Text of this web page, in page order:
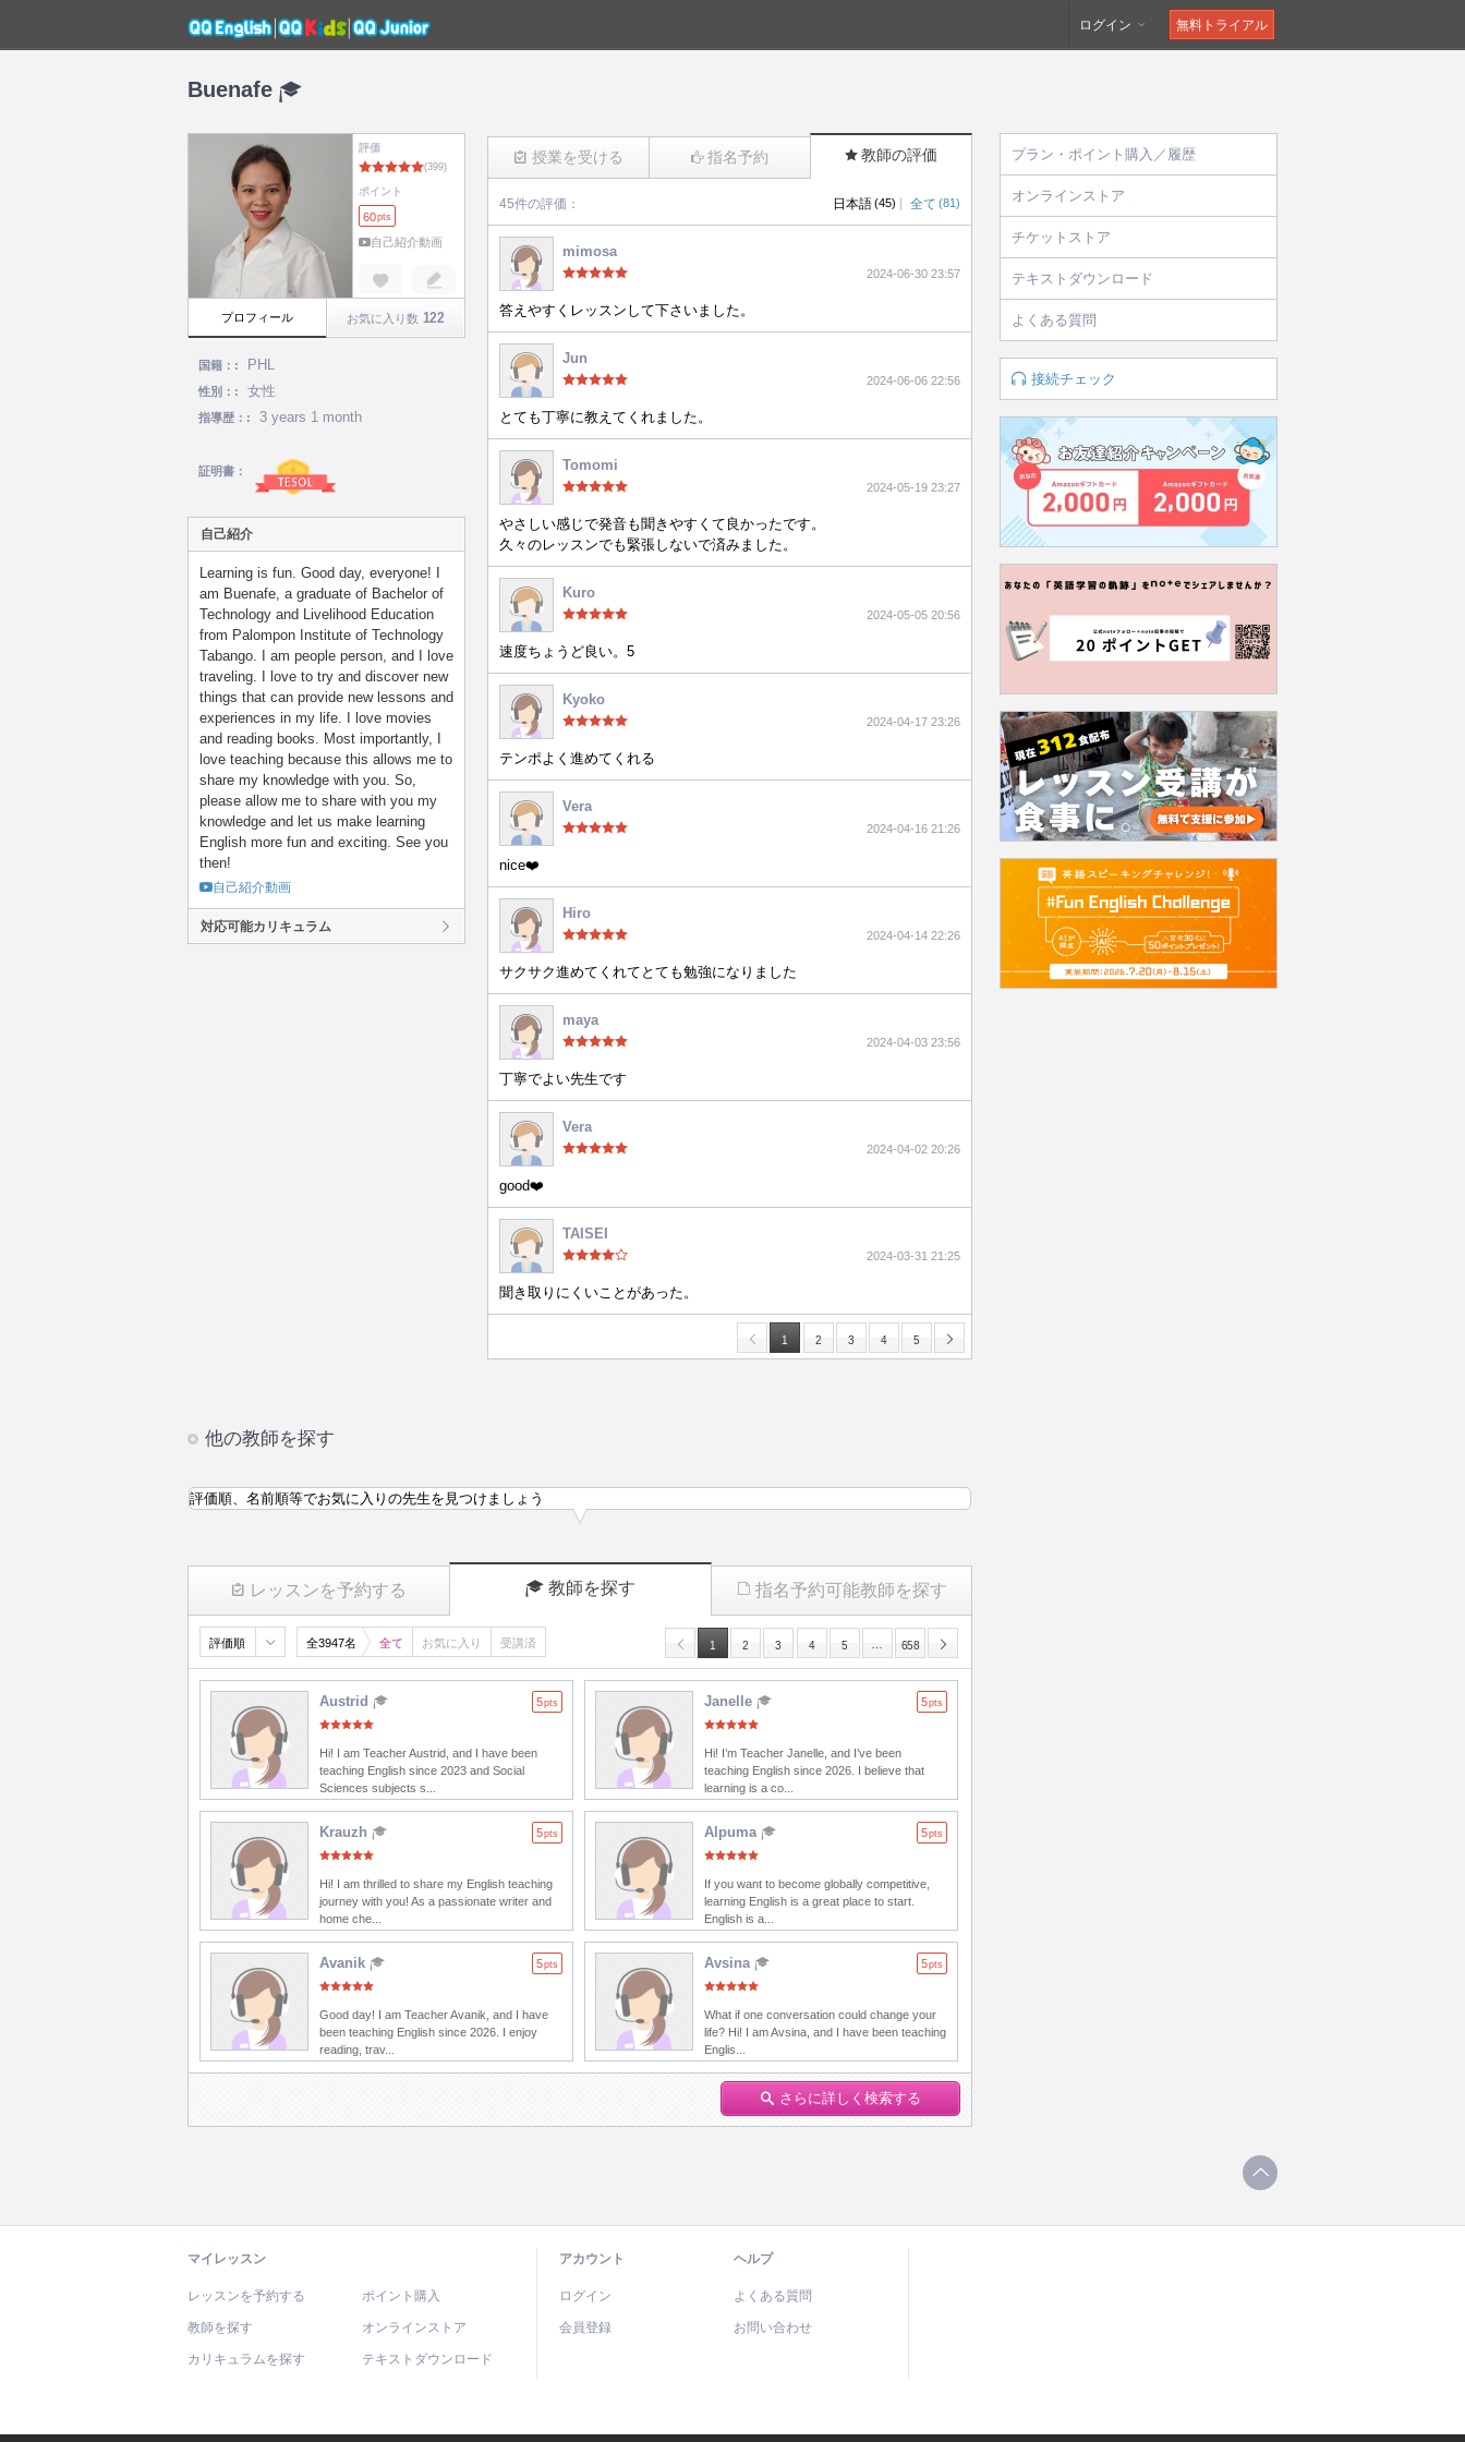
ログイン 無料トライアル
Buenafe
評価
(399)
ポイント
60pts
自己紹介動画
プロフィール お気に入り数 122
国籍：: PHL
性別：: 女性
指導歴：: 3 years 1 month
証明書：
自己紹介
Learning is fun. Good day, everyone! I
am Buenafe, a graduate of Bachelor of
Technology and Livelihood Education
from Palompon Institute of Technology
Tabango. I am people person, and I love
traveling. I love to try and discover new
things that can provide new lessons and
experiences in my life. I love movies
and reading books. Most importantly, I
love teaching because this allows me to
share my knowledge with you. So,
please allow me to share with you my
knowledge and let us make learning
English more fun and exciting. See you
then!
自己紹介動画
対応可能カリキュラム
授業を受ける 指名予約 教師の評価
45件の評価： 日本語(45) | 全て (81)
mimosa
2024-06-30 23:57
答えやすくレッスンして下さいました。
Jun
2024-06-06 22:56
とても丁寧に教えてくれました。
Tomomi
2024-05-19 23:27
やさしい感じで発音も聞きやすくて良かったです。
久々のレッスンでも緊張しないで済みました。
Kuro
2024-05-05 20:56
速度ちょうど良い。5
Kyoko
2024-04-17 23:26
テンポよく進めてくれる
Vera
2024-04-16 21:26
nice❤️
Hiro
2024-04-14 22:26
サクサク進めてくれてとても勉強になりました
maya
2024-04-03 23:56
丁寧でよい先生です
Vera
2024-04-02 20:26
good❤️
TAISEI
2024-03-31 21:25
聞き取りにくいことがあった。
1 2 3 4 5
他の教師を探す
レッスンを予約する 教師を探す 指名予約可能教師を探す
評価順、名前順等でお気に入りの先生を見つけましょう
評価順 全3947名 全て お気に入り 受講済 1 2 3 4 5 658
Austrid 5pts
Hi! I am Teacher Austrid, and I have been
teaching English since 2023 and Social
Sciences subjects s...
Janelle 5pts
Hi! I’m Teacher Janelle, and I’ve been
teaching English since 2026. I believe that
learning is a co...
Krauzh 5pts
Hi! I am thrilled to share my English teaching
journey with you! As a passionate writer and
home che...
Alpuma 5pts
If you want to become globally competitive,
learning English is a great place to start.
English is a...
Avanik 5pts
Good day! I am Teacher Avanik, and I have
been teaching English since 2026. I enjoy
reading, trav...
Avsina 5pts
What if one conversation could change your
life? Hi! I am Avsina, and I have been teaching
Englis...
さらに詳しく検索する
プラン・ポイント購入／履歴
オンラインストア
チケットストア
テキストダウンロード
よくある質問
接続チェック
マイレッスン
レッスンを予約する ポイント購入
教師を探す オンラインストア
カリキュラムを探す テキストダウンロード
アカウント
ログイン
会員登録
ヘルプ
よくある質問
お問い合わせ